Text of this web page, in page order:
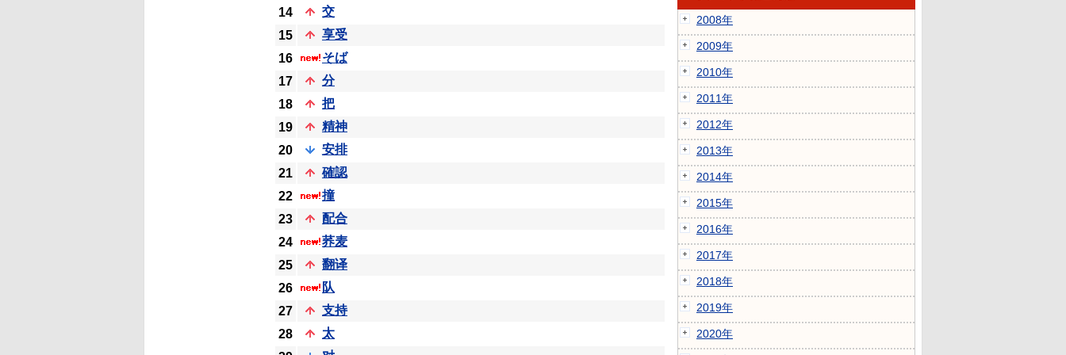
14
交
15
享受
16
そば
17
分
18
把
19
精神
20
安排
21
確認
22
撞
23
配合
24
荞麦
25
翻译
26
队
27
支持
28
太
2008年
2009年
2010年
2011年
2012年
2013年
2014年
2015年
2016年
2017年
2018年
2019年
2020年